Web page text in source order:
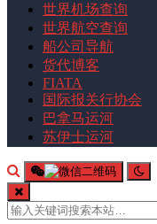
世界机场查询
世界航空查询
船公司导航
货代博客
FIATA
国际报关行协会
巴拿马运河
苏伊士运河